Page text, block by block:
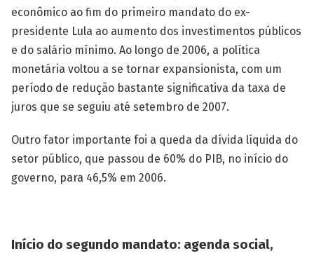
econômico ao fim do primeiro mandato do ex-
presidente Lula ao aumento dos investimentos públicos
e do salário mínimo. Ao longo de 2006, a política
monetária voltou a se tornar expansionista, com um
período de redução bastante significativa da taxa de
juros que se seguiu até setembro de 2007.
Outro fator importante foi a queda da dívida líquida do
setor público, que passou de 60% do PIB, no início do
governo, para 46,5% em 2006.
Início do segundo mandato: agenda social,